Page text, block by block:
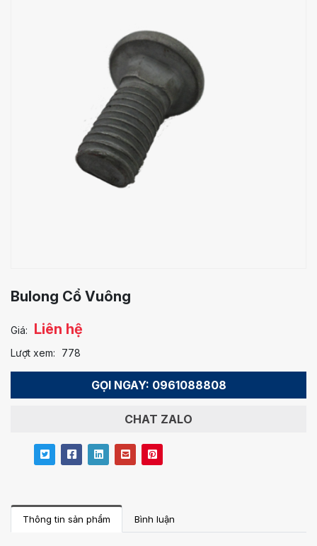
Bulong Cổ Vuông
Giá: Liên hệ
Lượt xem: 778
GỌI NGAY: 0961088808
CHAT ZALO
Thông tin sản phẩm Bình luận